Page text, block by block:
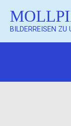
BILDERREISEN ZU